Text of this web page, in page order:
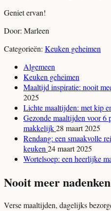
Geniet ervan!
Door: Marleen
Categorieën: Keuken geheimen
Algemeen
Keuken geheimen
Maaltijd inspiratie: nooit
2025
Lichte maaltijden: met kip
Gezonde maaltijden voor 6
makkelijk28 maart 2025
Rendang: een smaakvolle
keuken 24 maart 2025
Wortelsoep: een heerlijke
Nooit meer
Verse maaltijden, dagelijks